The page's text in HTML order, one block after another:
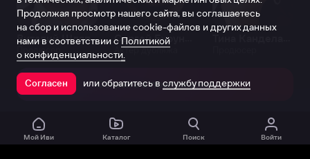
Виталий Шляппо
Продюсер Актёр дубляжа
Открыть в приложении
Мой Иви Каталог Поиск Войти
Продолжая просмотр нашего сайта, вы соглашаетесь
на сбор и использование cookie-файлов и других данных
нами в соответствии с Политикой
о конфиденциальности.
Согласен или обратитесь в службу поддержки